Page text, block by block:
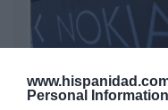
Personal Information